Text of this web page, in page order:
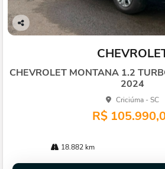
Co
CHEVROLET MONTANA 1.2
2024
Criciúma - SC
R$
18.882 km